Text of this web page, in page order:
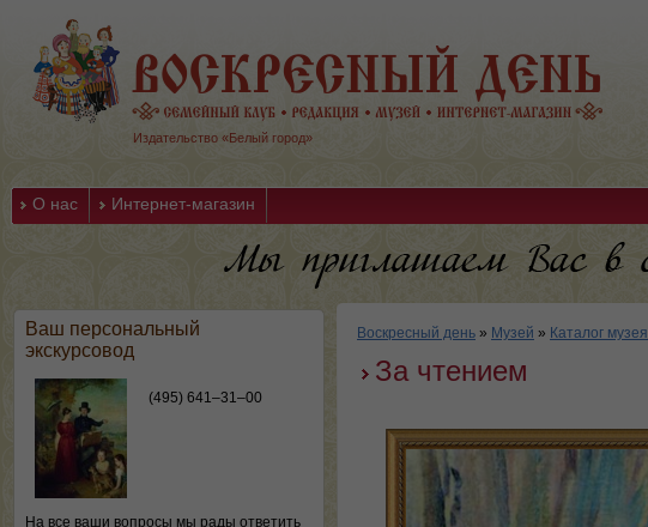
Издательство «Белый город»
О нас Интернет-магазин
Ваш персональный
экскурсовод
(495) 641–31–00
На все ваши вопросы мы рады ответить
Воскресный день » Музей » Каталог музея
За чтением